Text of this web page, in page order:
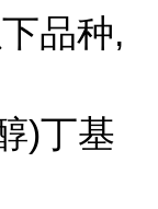
品种,
)丁基